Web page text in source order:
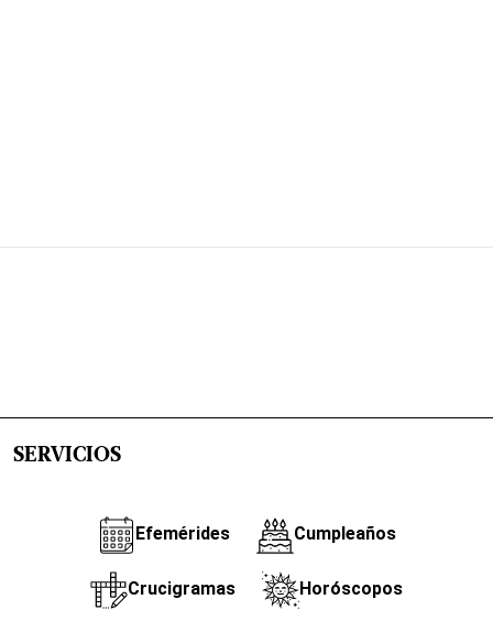
SERVICIOS
Efemérides Cumpleaños
Crucigramas Horóscopos